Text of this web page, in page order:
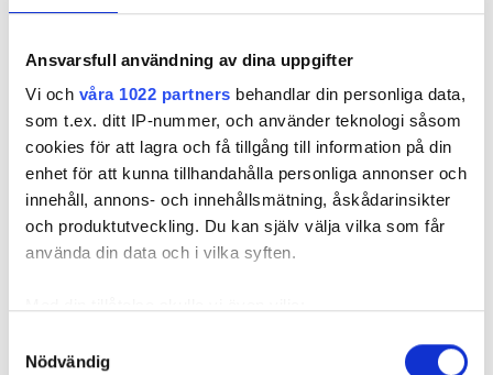
Ansvarsfull användning av dina uppgifter
Vi och våra 1022 partners behandlar din personliga data,
som t.ex. ditt IP-nummer, och använder teknologi såsom
cookies för att lagra och få tillgång till information på din
enhet för att kunna tillhandahålla personliga annonser och
innehåll, annons- och innehållsmätning, åskådarinsikter
och produktutveckling. Du kan själv välja vilka som får
använda din data och i vilka syften.
som kan ha en noggrannhet på upp till flera meter
Nödvändig
duschmunstycke under hösten förra året som en spricka i
plastmattan på väggen i duschen upptäcktes. Strax efter
detta lät värden ett företag göra en besiktning av
badrummet. Då upptäcktes att vatten läckt från den trasiga
svetsskarven under en längre tid och orsakat omfattande
vattenskador.
Därför sade den privata hyresvärden upp hyreskontraktet
med hänvisning till att hyresgästen inte iakttagit sin så